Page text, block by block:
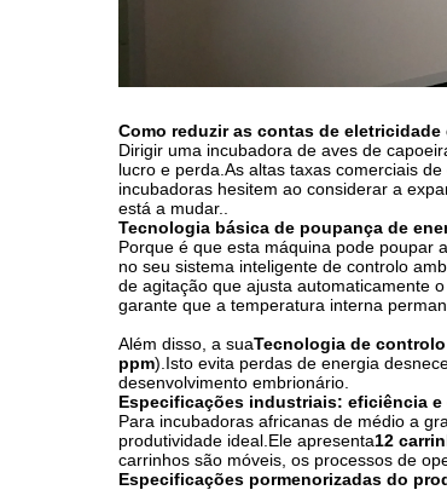
Como reduzir as contas de eletricidade
Dirigir uma incubadora de aves de
lucro e perda.As altas taxas comerciais
incubadoras hesitem ao considerar a
está a mudar.
Tecnologia básica de poupança de
Porque é que esta máquina pode poupar
no seu sistema inteligente de controlo
de agitação que ajusta automaticamente
garante que a temperatura interna
Além disso, a suaTecnologia de
ppm) Isto evita perdas de energia
desenvolvimento embrionário
Especificações industriais: eficiência
Para incubadoras africanas de médio a
produtividade ideal Ele apresenta12
carrinhos são móveis, os processos de
Especificações pormenorizadas do